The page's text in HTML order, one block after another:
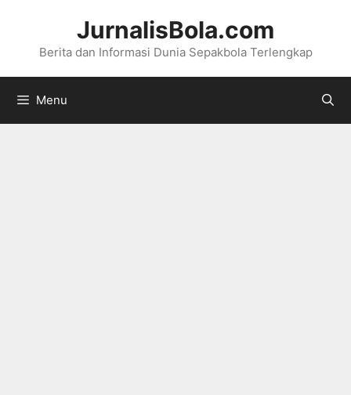
JurnalisBola.com
Berita dan Informasi Dunia Sepakbola Terlengkap
Menu